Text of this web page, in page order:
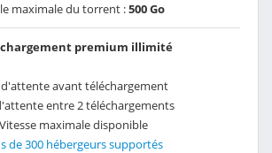
maximale du torrent :500 Go
premium illimité
d'attente avant téléchargement
entre 2 téléchargements
Vitesse maximale disponible
de 300 hébergeurs supportés